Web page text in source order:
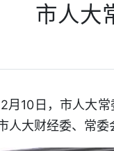
市人大
月10日，市人大
人大财经委、常委